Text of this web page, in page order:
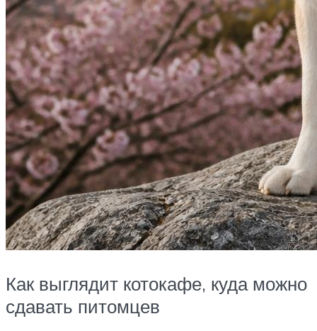
Как выглядит котокафе, куда можно
сдавать питомцев